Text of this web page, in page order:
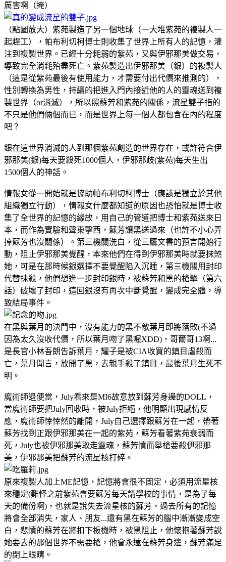
厲害啊（掩）
（點圖放大）紫苑製造了另一個地球（一大堆紫苑的複製人一
起趕工），帕布利切柯博士則收集了世界上所有人的記憶，灌
注到複製世界。已經十分耗弱的紫苑，又與伊邪那美做交易，
導致完全消耗殆盡死亡。紫苑製造出伊邪那美（銀）的複製人
（這是從紫苑最後有使用能力，才需要付出代價來推測的），
性別轉換為男性，持續的把進入門內接近他的人的靈魂送到複
製世界（or消滅），所以照蘇芳和紫苑的關係，流星雙子指的
不只是他們倆個而已，而是世界上每一個人都包含在內的程度
吧？
銀在這世界消滅的人到那個紫苑創造的世界存在，或許符合伊
邪那美(銀)每天要殺死1000個人，伊邪那歧(紫苑)每天生出
1500個人的神話。
情報女從一開始就是協助帕布利切柯博士（應該是獨立於其他
組織獨立行動），情報女什麼都知道的原因也恐怕就是博士收
集了全世界的記憶的緣故，用自己的管道把博士和紫苑送來日
本，而作為實驗和聲東擊西，蘇芳讓黑送過來（也許不小心弄
掉蘇芳也沒關係）。第三機關洗白，從三鷹文書的預言開始行
動，阻止伊邪那美覺醒，本來他們在得到伊邪那美時就要抹煞
她，可是在那時候銀選擇不要覺醒陷入沉睡，第三機關用封印
代替抹殺，他們想進一步封印銀時，被蘇芳和黑的槍擊（第六
話）破壞了封印，這回銀沒有再次中斷覺醒，變成完全體，導
致結局事件。
在黑與葉月的決鬥中，沒有能力的黑不敵葉月即將落敗(不過
因為太久沒收代價，所以葉月吻了黑喔XDD)，哥爾哥13啊...
是長官小林吾朗告訴葉月，耀子是被CIA收買的鎮目虐殺而
亡，葉月聞言，放開了黑，去親手殺了鎮目，最後葉月生死不
明。
魔術師退便當，July看來是MI6故意放到蘇芳身邊的DOLL，
當魔術師要把July回收時，被July拒絕，他明顯出現感情反
應，魔術師悻悻然的離開，July自己選擇跟蘇芳在一起，帶著
蘇芳找到正跟伊邪那美在一起的紫苑，蘇芳看著紫苑衰弱而
死，July也被伊邪那美取走靈魂，蘇芳憤而舉槍要殺伊邪那
美，伊邪那美把蘇芳的流星核打碎。
原來複製人加上ME記憶，記憶將會很不固定，必須用流星核
來穩定(難怪之前紫苑會要蘇芳每天講學校的事情，是為了每
天的備份啊)，也就是說失去流星核的蘇芳，過去所有的記憶
將會全部消失，家人、朋友...還有黑在蘇芳的腦中漸漸變成空
白，悲憤的蘇芳在將扣下板機時，被黑阻止，他懷抱著蘇芳說
她要去的那個世界不需要槍，他會永遠在蘇芳身邊，蘇芳滿足
的閉上眼睛。